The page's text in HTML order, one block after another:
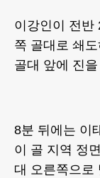
이강인이 전반
쪽 골대로 쇄
골대 앞에 진
8분 뒤에는 이
이 골 지역 정
대 오른쪽으로